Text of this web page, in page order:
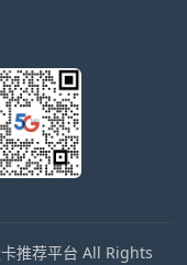
推荐平台 All Rights